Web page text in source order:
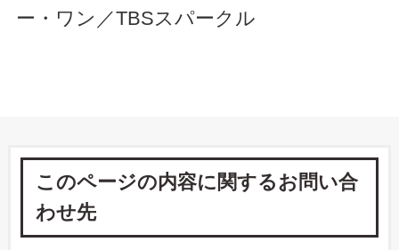
ー・ワン／TBSスパークル
このページの内容に関するお問い合
わせ先